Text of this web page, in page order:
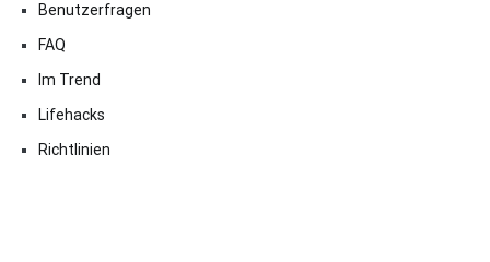
Benutzerfragen
FAQ
Im Trend
Lifehacks
Richtlinien